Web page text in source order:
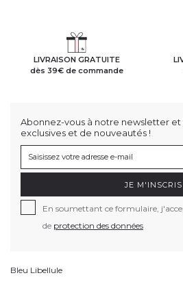
LIVRAISON GRATUITE
dès 39€ de commande
Abonnez-vous à notre newsletter
exclusives et de nouveautés !
JE M'INSCRIS
En soumettant ce formulaire,
de protection des données
Bleu Libellule